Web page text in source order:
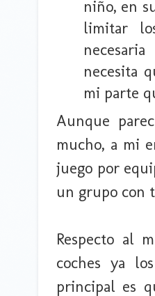
niño, en
limitar
necesita
mi parte
Aunque
mucho, a mi
juego por
un grupo con
Respecto al
coches ya
principal es